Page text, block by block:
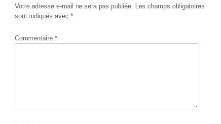
Votre adresse e-mail ne sera pas publiée. Les champs obligatoires
sont indiqués avec *
Commentaire *